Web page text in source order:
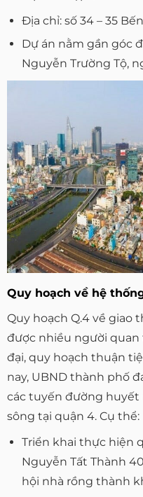
Địa chỉ: số 34 – 35
Dự án nằm gần góc
Nguyễn Trường Tộ,
Quy hoạch về hệ
Quy hoạch Q.4 về giao
được nhiều người quan
đại, quy hoạch thuận
nay, UBND thành phố
các tuyến đường huyết
sông tại quận 4. Cụ thể:
Triển khai thực hiện
Nguyễn Tất Thành
hội nhà rồng thành